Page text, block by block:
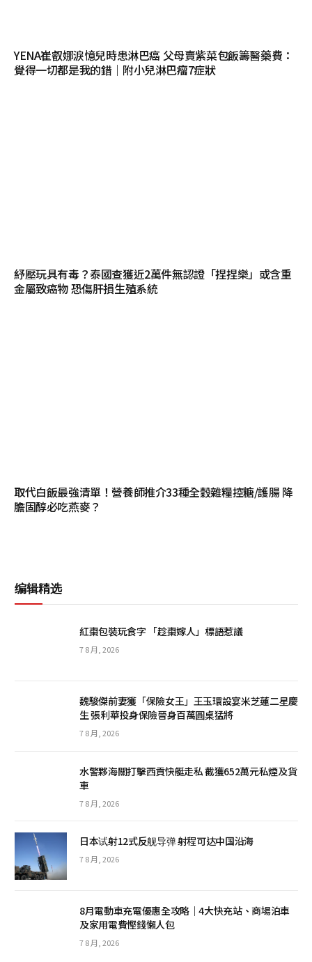
YENA崔叡娜淚憶兒時患淋巴癌 父母賣紫菜包飯籌醫藥費：
覺得一切都是我的錯｜附小兒淋巴瘤7症狀
紓壓玩具有毒？泰國查獲近2萬件無認證「捏捏樂」或含重
金屬致癌物 恐傷肝損生殖系統
取代白飯最強清單！營養師推介33種全穀雜糧控糖/護腸 降
膽固醇必吃燕麥？
编辑精选
紅棗包裝玩食字 「趁棗嫁人」標語惹議
7 8 月, 2026
魏駿傑前妻獲「保險女王」王玉環設宴米芝蓮二星慶
生 張利華投身保險晉身百萬圓桌猛將
7 8 月, 2026
水警夥海關打擊西貢快艇走私 截獲652萬元私煙及貨
車
7 8 月, 2026
日本试射12式反舰导弹 射程可达中国沿海
7 8 月, 2026
8月電動車充電優惠全攻略｜4大快充站、商場泊車
及家用電費慳錢懶人包
7 8 月, 2026